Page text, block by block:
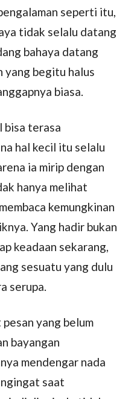
seperti itu,
tidak selalu datang
bahaya datang
yang begitu halus
biasa.
bisa terasa
hal kecil itu selalu
ia mirip dengan
hanya melihat
kemungkinan
Yang hadir bukan
keadaan sekarang,
sesuatu yang dulu
serupa.
yang belum
bayangan
mendengar nada
saat